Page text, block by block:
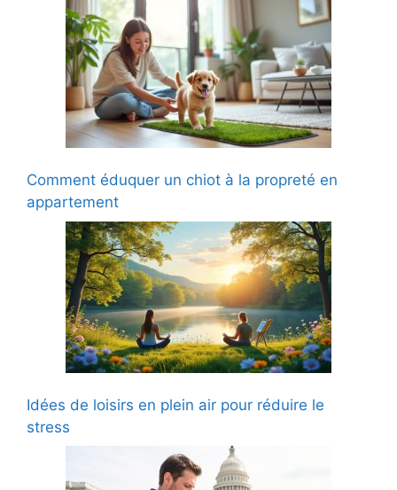
Comment éduquer un chiot à la propreté en
appartement
Idées de loisirs en plein air pour réduire le
stress